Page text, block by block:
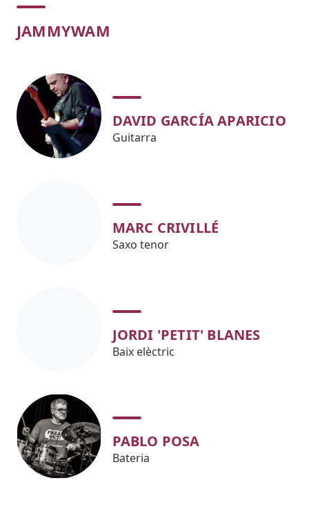
Concert
JAMMYWAM
DAVID GARCÍA APARICIO
Guitarra
MARC CRIVILLÉ
Saxo tenor
JORDI 'PETIT' BLANES
Baix elèctric
PABLO POSA
Bateria